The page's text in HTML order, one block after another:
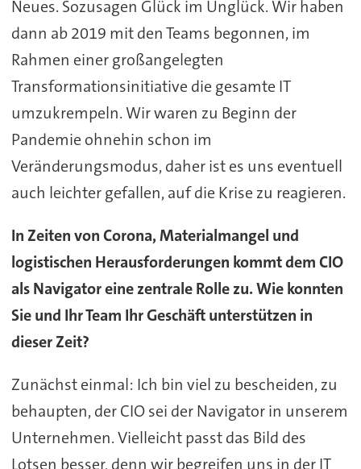
Neues. Sozusagen Glück im Unglück. Wir haben
dann ab 2019 mit den Teams begonnen, im
Rahmen einer großangelegten
Transformationsinitiative die gesamte IT
umzukrempeln. Wir waren zu Beginn der
Pandemie ohnehin schon im
Veränderungsmodus, daher ist es uns eventuell
auch leichter gefallen, auf die Krise zu reagieren.
In Zeiten von Corona, Materialmangel und
logistischen Herausforderungen kommt dem CIO
als Navigator eine zentrale Rolle zu. Wie konnten
Sie und Ihr Team Ihr Geschäft unterstützen in
dieser Zeit?
Zunächst einmal: Ich bin viel zu bescheiden, zu
behaupten, der CIO sei der Navigator in unserem
Unternehmen. Vielleicht passt das Bild des
Lotsen besser, denn wir begreifen uns in der IT